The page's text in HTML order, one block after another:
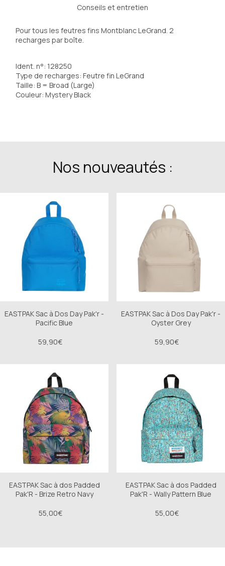
Conseils et entretien
Pour tous les feutres fins Montblanc LeGrand. 2
recharges par boîte.
Ident. n°: 128250
Type de recharges: Feutre fin LeGrand
Taille: B = Broad (Large)
Couleur: Mystery Black
Nos nouveautés :
EASTPAK Sac à Dos Day Pak'r -
Pacific Blue
59,90€
EASTPAK Sac à Dos Day Pak'r -
Oyster Grey
59,90€
EASTPAK Sac à dos Padded
Pak'R - Brize Retro Navy
55,00€
EASTPAK Sac à dos Padded
Pak'R - Wally Pattern Blue
55,00€